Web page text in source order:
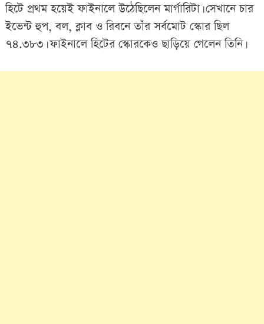
হিটে প্রথম হয়েই ফাইনালে উঠেছিলেন মার্গারিটা। সেখানে চার
ইভেন্ট হুপ, বল, ক্লাব ও রিবনে তাঁর সর্বমোট স্কোর ছিল
৭৪.৩৮৩। ফাইনালে হিটের স্কোরকেও ছাড়িয়ে গেলেন তিনি।